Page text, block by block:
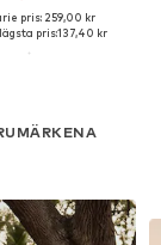
pris: 259,00 kr
pris:137,40 kr